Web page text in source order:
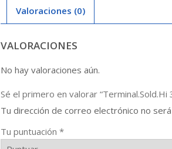
Valoraciones (0)
VALORACIONES
No hay valoraciones aún.
Sé el primero en valorar “Terminal.Sold.Hi
Tu dirección de correo electrónico no será
Tu puntuación *